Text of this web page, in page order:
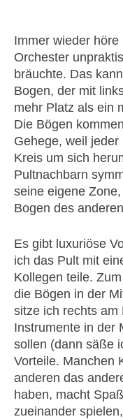
Immer wieder
Orchester
bräuchte. Das
Bogen, der mit
mehr Platz als ein
Die Bögen
Gehege, weil
Kreis um sich
Pultnachbarn
seine eigene
Bogen des
Es gibt luxuriöse
ich das Pult mit
Kollegen teile.
die Bögen in der
sitze ich rechts am
Instrumente in der
sollen (dann säße
Vorteile. Manchen
anderen das
haben, macht
zueinander